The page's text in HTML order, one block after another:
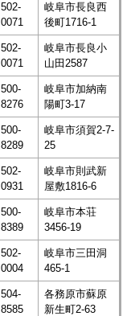
502-
0071
岐阜市長良西
後町1716-1
502-
0071
岐阜市長良小
山田2587
500-
8276
岐阜市加納南
陽町3-17
500-
8289
岐阜市須賀2-7-
25
502-
0931
岐阜市則武新
屋敷1816-6
500-
8389
岐阜市本荘
3456-19
502-
0004
岐阜市三田洞
465-1
504-
8585
各務原市蘇原
新生町2-63